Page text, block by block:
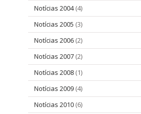
Notícias 2004(4)
Notícias 2005 (3)
Notícias 2006 (2)
Notícias 2007 (2)
Notícias 2008 (1)
Notícias 2009 (4)
Notícias 2010 (6)